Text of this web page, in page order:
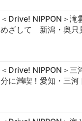
＜Drive! NIPPON＞滝
めざして 新潟・奥只
＜Drive! NIPPON＞三
分に満喫！愛知・三河